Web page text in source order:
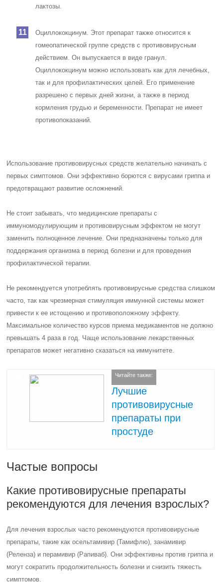
лактозы.
Оциллококцинум. Этот препарат также относится к
гомеопатической группе средств с противовирусным
действием. Он выпускается в виде гранул.
Оциллококцинум можно использовать как для лечебных,
так и для профилактических целей. Его применение
разрешено с первых дней жизни, а также в период
кормления грудью и беременности. Препарат не имеет
противопоказаний.
Использование противовирусных средств желательно начинать с
первых симптомов. Они эффективно борются с вирусами гриппа и
предотвращают развитие осложнений.
Не стоит забывать, что медицинские препараты с
иммуномодулирующим и противовирусным эффектом не могут
заменить полноценное лечение. Они предназначены только для
поддержания организма в период болезни и для проведения
профилактической терапии.
Не рекомендуется употреблять противовирусные средства слишком
часто, так как чрезмерная стимуляция иммунной системы может
привести к ее истощению и противоположному эффекту.
Максимальное количество курсов приема медикаментов не должно
превышать 4 раза в год. Чаще использование лекарственных
препаратов может негативно сказаться на иммунитете.
Читайте также:
Лучшие
противовирусные
препараты при
простуде
Частые вопросы
Какие противовирусные препараты
рекомендуются для лечения взрослых?
Для лечения взрослых часто рекомендуются противовирусные
препараты, такие как осельтамивир (Тамифлю), занамивир
(Реленза) и перамивир (Рапиваб). Они эффективны против гриппа и
могут сократить продолжительность болезни и снизить тяжесть
симптомов.